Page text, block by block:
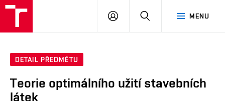
MENU
PŘIHLÁSIT
DETAIL PŘEDMĚTU
Teorie optimálního užití stavebních
látek